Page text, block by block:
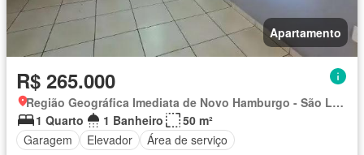
Apartamento
R$ 265.000
Região Geográfica Imediata de Novo Hamburgo - São Leopoldo, Região Metropolitana de Porto Alegre
1 Quarto
1 Banheiro
50 m²
Garagem
Elevador Área de serviço